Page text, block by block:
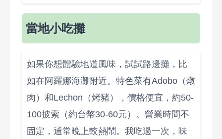
當地小吃攤
如果你想體驗地道風味，試試路邊攤，比
如在阿羅娜海灘附近。特色菜有Adobo（燉
肉）和Lechon（烤豬），價格便宜，約50-
100披索（約台幣30-60元）。營業時間不
固定，通常晚上較熱鬧。我吃過一次，味